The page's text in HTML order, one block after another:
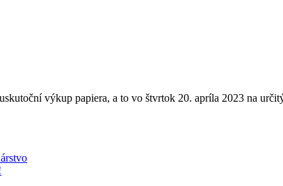
výkup papiera, a to vo štvrtok 20. apríla 2023 na